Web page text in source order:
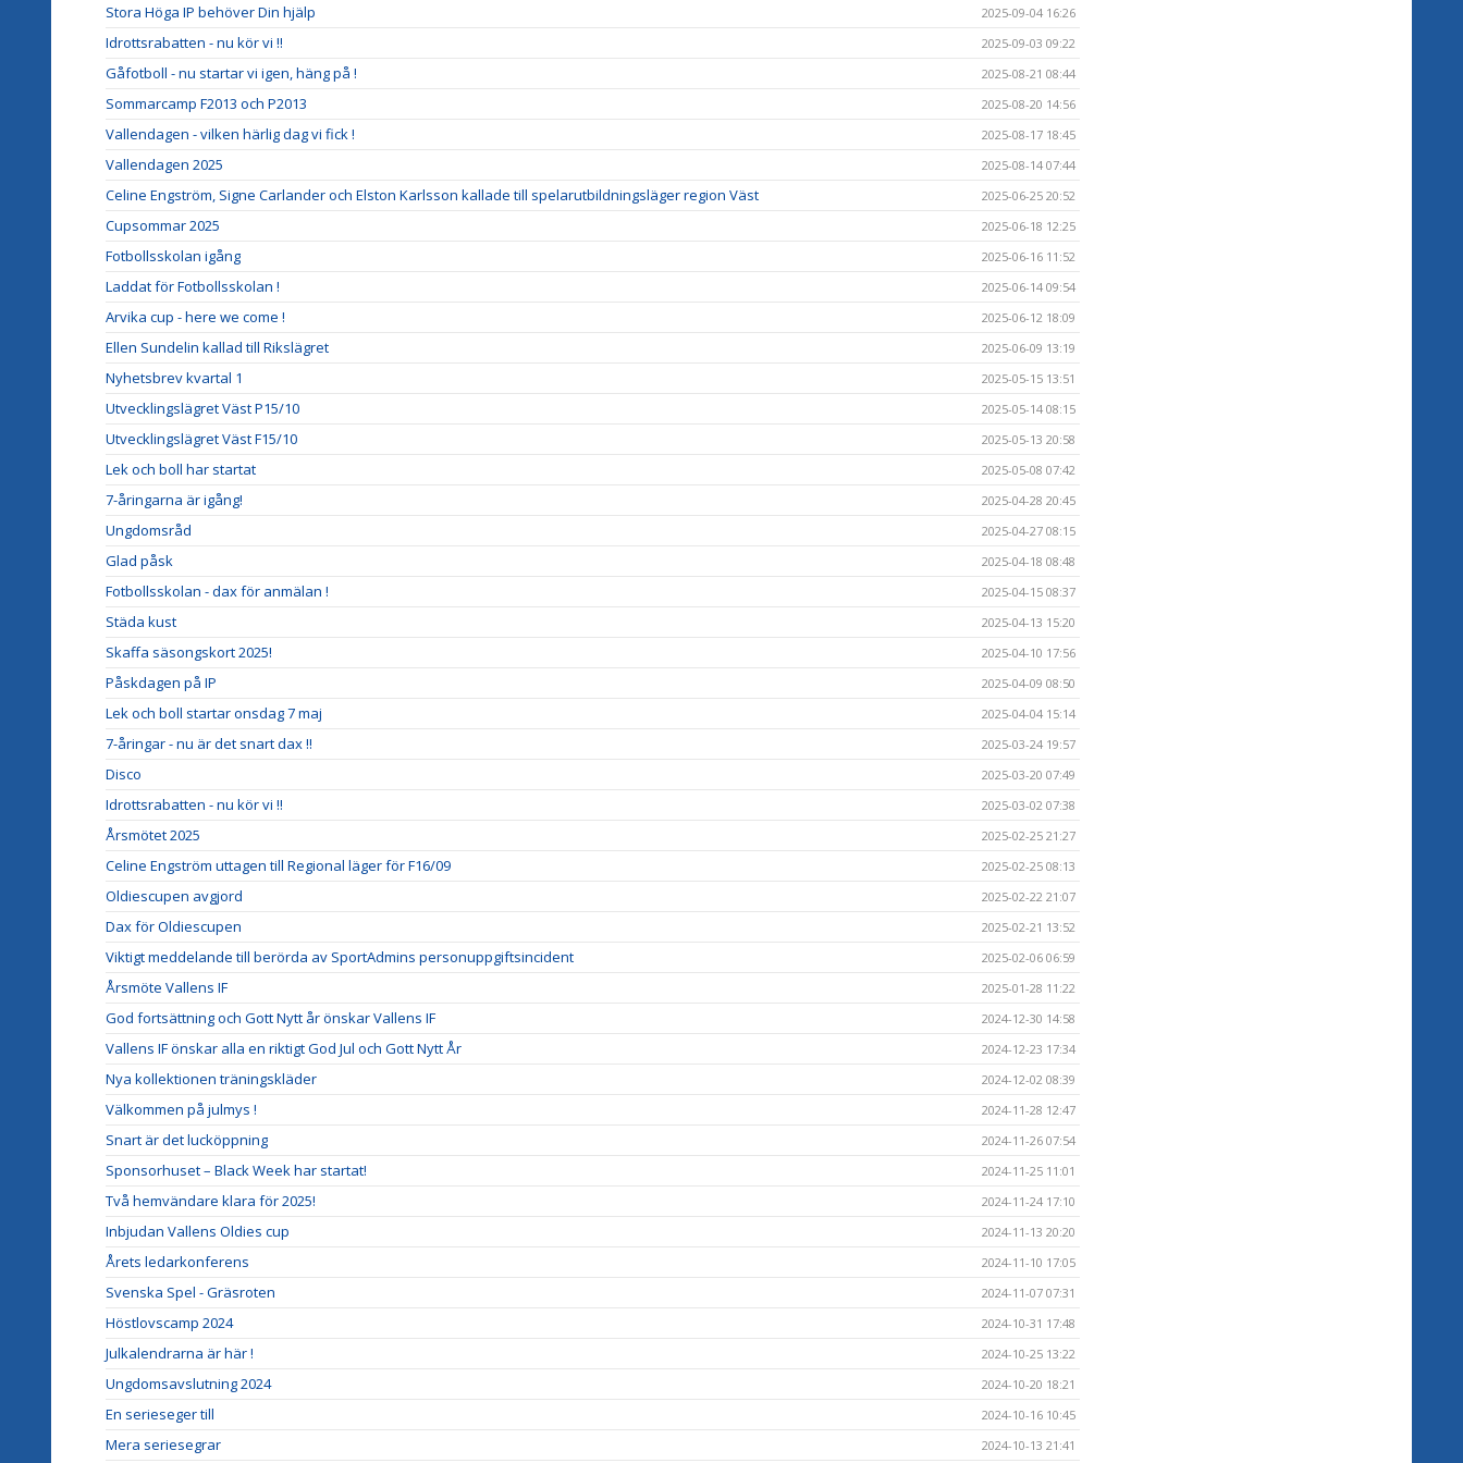
Stora Höga IP behöver Din hjälp 2025-09-04 16:26
Idrottsrabatten - nu kör vi !! 2025-09-03 09:22
Gåfotboll - nu startar vi igen, häng på ! 2025-08-21 08:44
Sommarcamp F2013 och P2013 2025-08-20 14:56
Vallendagen - vilken härlig dag vi fick ! 2025-08-17 18:45
Vallendagen 2025 2025-08-14 07:44
Celine Engström, Signe Carlander och Elston Karlsson kallade till spelarutbildningsläger region Väst 2025-06-25 20:52
Cupsommar 2025 2025-06-18 12:25
Fotbollsskolan igång 2025-06-16 11:52
Laddat för Fotbollsskolan ! 2025-06-14 09:54
Arvika cup - here we come ! 2025-06-12 18:09
Ellen Sundelin kallad till Rikslägret 2025-06-09 13:19
Nyhetsbrev kvartal 1 2025-05-15 13:51
Utvecklingslägret Väst P15/10 2025-05-14 08:15
Utvecklingslägret Väst F15/10 2025-05-13 20:58
Lek och boll har startat 2025-05-08 07:42
7-åringarna är igång! 2025-04-28 20:45
Ungdomsråd 2025-04-27 08:15
Glad påsk 2025-04-18 08:48
Fotbollsskolan - dax för anmälan ! 2025-04-15 08:37
Städa kust 2025-04-13 15:20
Skaffa säsongskort 2025! 2025-04-10 17:56
Påskdagen på IP 2025-04-09 08:50
Lek och boll startar onsdag 7 maj 2025-04-04 15:14
7-åringar - nu är det snart dax !! 2025-03-24 19:57
Disco 2025-03-20 07:49
Idrottsrabatten - nu kör vi !! 2025-03-02 07:38
Årsmötet 2025 2025-02-25 21:27
Celine Engström uttagen till Regional läger för F16/09 2025-02-25 08:13
Oldiescupen avgjord 2025-02-22 21:07
Dax för Oldiescupen 2025-02-21 13:52
Viktigt meddelande till berörda av SportAdmins personuppgiftsincident 2025-02-06 06:59
Årsmöte Vallens IF 2025-01-28 11:22
God fortsättning och Gott Nytt år önskar Vallens IF 2024-12-30 14:58
Vallens IF önskar alla en riktigt God Jul och Gott Nytt År 2024-12-23 17:34
Nya kollektionen träningskläder 2024-12-02 08:39
Välkommen på julmys ! 2024-11-28 12:47
Snart är det lucköppning 2024-11-26 07:54
Sponsorhuset – Black Week har startat! 2024-11-25 11:01
Två hemvändare klara för 2025! 2024-11-24 17:10
Inbjudan Vallens Oldies cup 2024-11-13 20:20
Årets ledarkonferens 2024-11-10 17:05
Svenska Spel - Gräsroten 2024-11-07 07:31
Höstlovscamp 2024 2024-10-31 17:48
Julkalendrarna är här ! 2024-10-25 13:22
Ungdomsavslutning 2024 2024-10-20 18:21
En serieseger till 2024-10-16 10:45
Mera seriesegrar 2024-10-13 21:41